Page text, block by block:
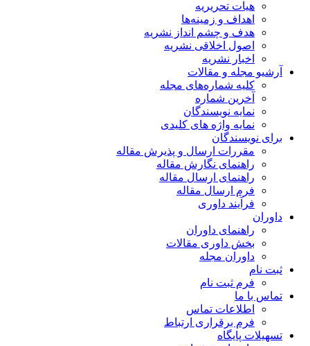
هیات تحریریه
اهداف و زمینه‌ها
هدف و چشم انداز نشریه
اصول اخلاقی نشریه
اخبار نشریه
آرشیو مجله و مقالات
کلیه شماره‌های مجله
آخرین شماره
نمایه نویسندگان
نمایه واژه های کلیدی
برای نویسندگان
مقررات ارسال و پذیرش مقاله
راهنمای نگارش مقاله
راهنمای ارسال مقاله
فرم ارسال مقاله
فرآیند داوری
داوران
راهنمای داوران
بخش داوری مقالات
داوران مجله
ثبت نام
فرم ثبت نام
تماس با ما
اطلاعات تماس
فرم برقراری ارتباط
تسهیلات پایگاه